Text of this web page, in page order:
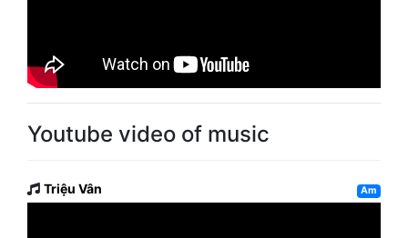
Youtube video of music
Triệu Vân Am